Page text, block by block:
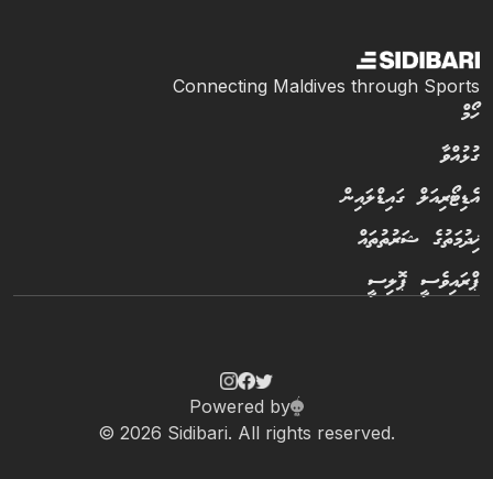
Connecting Maldives through Sports
ހޯމް
ގުޅުއްވާ
އެޑިޓޯރިއަލް ގައިޑްލައިން
ޚިދުމަތުގެ ޝަރުތުތައް
ޕްރައިވެސީ ޕޮލިސީ
© 2026 Sidibari. All rights reserved.
Powered by